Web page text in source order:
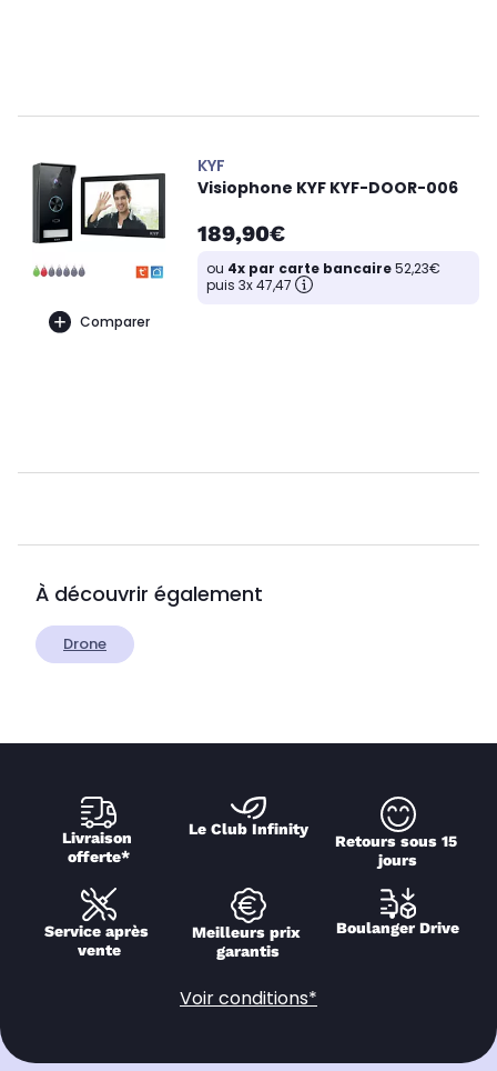
Comparer
KYF
Visiophone KYF KYF-DOOR-006
189,90€
ou 4x par carte bancaire52,23€
puis 3x 47,47
À découvrir également
Drone
Livraison
offerte*
Le Club Infinity
Retours sous 15
jours
Service après
vente
Meilleurs prix
garantis
Boulanger Drive
Voir conditions*